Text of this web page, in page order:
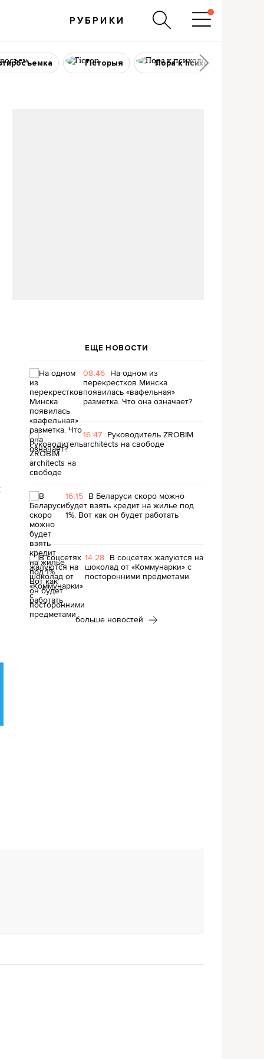
РУБРИКИ
Гісторыя Пора к психологу
ЕЩЕ НОВОСТИ
08:46 На одном из
перекрестков Минска
появилась «вафельная»
разметка. Что она означает?
16:47 Руководитель ZROBIM
architects на свободе
16:15 В Беларуси скоро можно
будет взять кредит на жилье под
1%. Вот как он будет работать
14:28 В соцсетях жалуются на
шоколад от «Коммунарки» с
посторонними предметами
больше новостей